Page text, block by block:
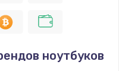
ноутбуков